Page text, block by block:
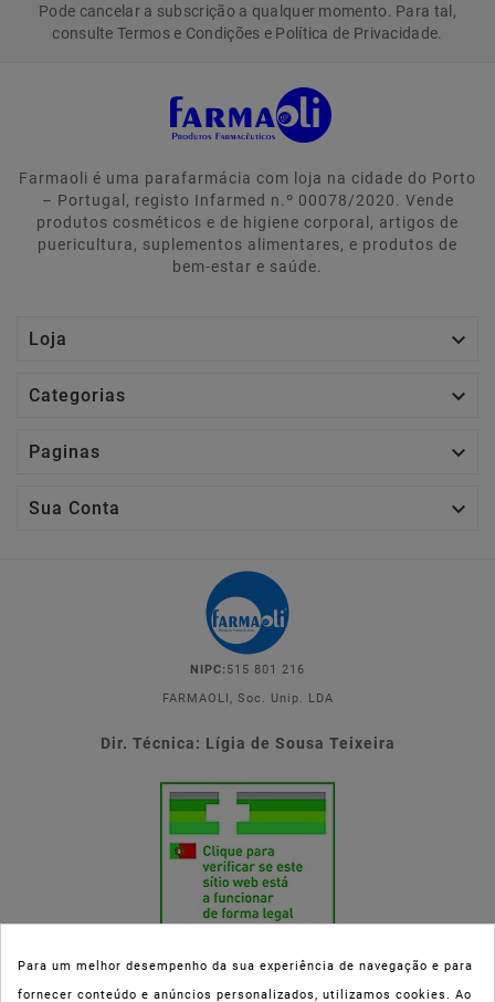
Pode cancelar a subscrição a qualquer momento. Para tal,
consulte Termos e Condições e Política de Privacidade.
Farmaoli é uma parafarmácia com loja na cidade do Porto
– Portugal, registo Infarmed n.º 00078/2020. Vende
produtos cosméticos e de higiene corporal, artigos de
puericultura, suplementos alimentares, e produtos de
bem-estar e saúde.
Loja 
Categorias 
Paginas 
Sua Conta 
NIPC: 515 801 216
FARMAOLI, Soc. Unip. LDA
Dir. Técnica: Lígia de Sousa Teixeira
Para um melhor desempenho da sua experiência de navegação e para
fornecer conteúdo e anúncios personalizados, utilizamos cookies. Ao